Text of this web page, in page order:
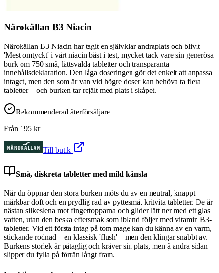
Närokällan B3 Niacin
Närokällan B3 Niacin har tagit en självklar andraplats och blivit
'Mest omtyckt' i vårt niacin bäst i test, mycket tack vare sin generösa
burk om 750 små, lättsvalda tabletter och transparanta
innehållsdeklaration. Den låga doseringen gör det enkelt att anpassa
intaget, men den som är van vid högre doser kan behöva ta flera
tabletter – och burken tar rejält med plats i skåpet.
Rekommenderad återförsäljare
Från 195 kr
Till butik
Små, diskreta tabletter med mild känsla
När du öppnar den stora burken möts du av en neutral, knappt
märkbar doft och en prydlig rad av pyttesmå, kritvita tabletter. De är
nästan silkeslena mot fingertopparna och glider lätt ner med ett glas
vatten, utan den beska eftersmak som ibland följer med vitamin B3-
tabletter. Vid ett första intag på tom mage kan du känna av en varm,
stickande rodnad – en klassisk 'flush' – men den klingar snabbt av.
Burkens storlek är påtaglig och kräver sin plats, men å andra sidan
slipper du fylla på förrän långt fram.